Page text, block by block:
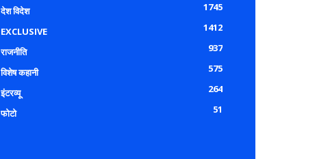
देश विदेश
1745
EXCLUSIVE
1412
राजनीति
937
विशेष कहानी
575
इंटरव्यू
264
फोटो
51